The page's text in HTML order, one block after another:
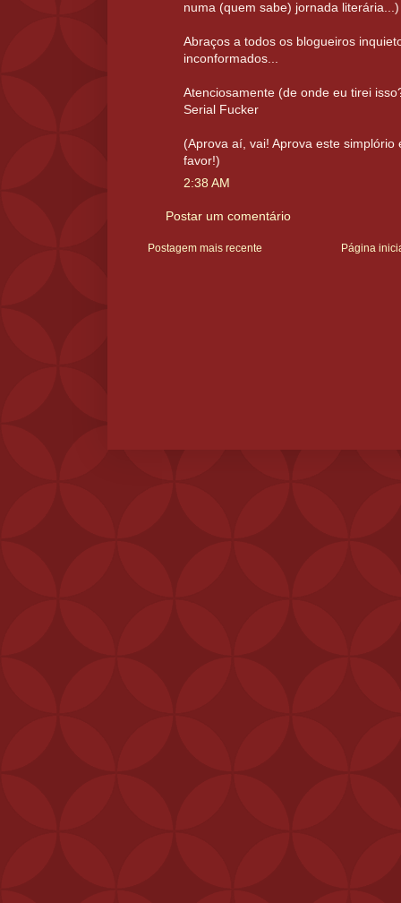
numa (quem sabe) jornada literária...)
Abraços a todos os blogueiros
inconformados...
Atenciosamente (de onde eu tirei
Serial Fucker
(Aprova aí, vai! Aprova este simplório
favor!)
2:38 AM
Postar um comentário
Postagem mais recente Página